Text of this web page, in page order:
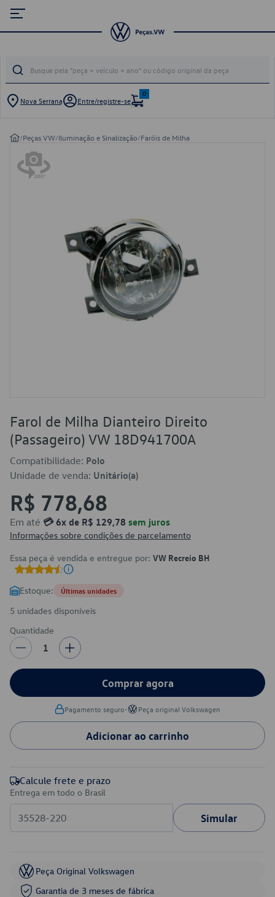
Nova Serrana Entre/registre-se
0
/Peças VW/Iluminação e Sinalização/Faróis de Milha
Farol de Milha Dianteiro Direito
(Passageiro) VW 18D941700A
Compatibilidade: Polo
Unidade de venda: Unitário(a)
R$ 778,68
Em até 💳 6x de R$ 129,78 sem juros
Informações sobre condições de parcelamento
Essa peça é vendida e entregue por: VW Recreio BH
Estoque: Últimas unidades
5 unidades disponíveis
Quantidade
1
Comprar agora
Pagamento seguro• Peça original Volkswagen
Adicionar ao carrinho
Calcule frete e prazo
Entrega em todo o Brasil
Simular
Peça Original Volkswagen
Garantia de 3 meses de fábrica